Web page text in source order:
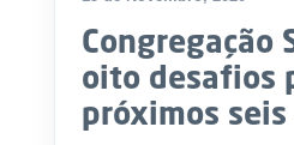
Congregação
oito desafios
próximos seis